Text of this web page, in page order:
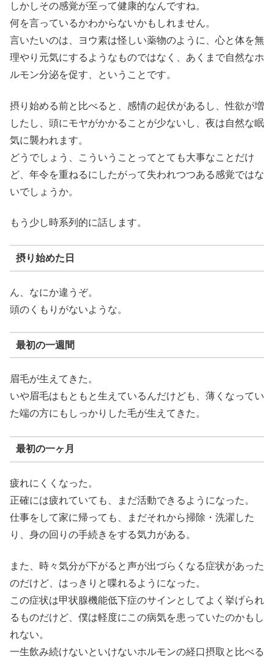
しかしその感覚が至って健康的なんですね。
何を言っているかわからないかもしれません。
言いたいのは、ヨウ素は怪しい薬物のように、心と体を無
理やり元気にするようなものではなく、あくまで自然なホ
ルモン分泌を促す、ということです。
摂り始める前と比べると、感情の起伏があるし、性欲が増
したし、頭にモヤがかかることが少ないし、夜は自然な眠
気に襲われます。
どうでしょう、こういうことってとても大事なことだけ
ど、年令を重ねるにしたがって失われつつある感覚ではな
いでしょうか。
もう少し時系列的に話します。
摂り始めた日
ん、なにか違うぞ。
頭のくもりがないような。
最初の一週間
眉毛が生えてきた。
いや眉毛はもともと生えているんだけども、薄くなってい
た端の方にもしっかりした毛が生えてきた。
最初の一ヶ月
疲れにくくなった。
正確には疲れていても、まだ活動できるようになった。
仕事をして家に帰っても、まだそれから掃除・洗濯した
り、身の回りの手続きをする気力がある。
また、時々気分が下がると声が出づらくなる症状があった
のだけど、はっきりと喋れるようになった。
この症状は甲状腺機能低下症のサインとしてよく挙げられ
るものだけど、僕は軽度にこの病気を患っていたのかもし
れない。
一生飲み続けないといけないホルモンの経口摂取と比べる